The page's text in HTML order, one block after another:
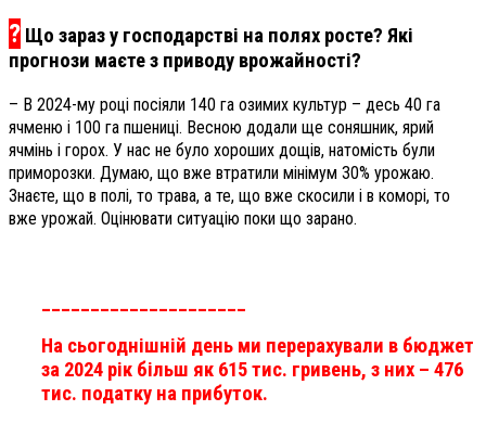
? Що зараз у господарстві на полях росте? Які
прогнози маєте з приводу врожайності?
– В 2024-му році посіяли 140 га озимих культур – десь 40 га
ячменю і 100 га пшениці. Весною додали ще соняшник, ярий
ячмінь і горох. У нас не було хороших дощів, натомість були
приморозки. Думаю, що вже втратили мінімум 30% урожаю.
Знаєте, що в полі, то трава, а те, що вже скосили і в коморі, то
вже урожай. Оцінювати ситуацію поки що зарано.
_____________________
На сьогоднішній день ми перерахували в бюджет
за 2024 рік більш як 615 тис. гривень, з них – 476
тис. податку на прибуток.